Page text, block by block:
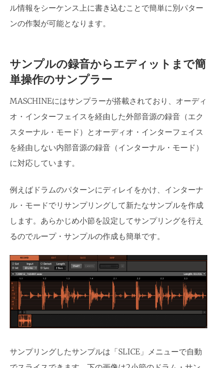
ル情報をシーケンス上に書き込むことで簡単に別パター
ンの作製が可能となります。
サンプルの録音からエディットまで簡
単操作のサンプラー
MASCHINEにはサンプラーが搭載されており、オーディ
オ・インターフェイスを経由した外部音源の録音（エク
スターナル・モード）とオーディオ・インターフェイス
を経由しない内部音源の録音（インターナル・モード）
に対応しています。
例えばドラムのパターンにディレイをかけ、インターナ
ル・モードでリサンプリングして新たなサンプルを作成
します。あらかじめ小節を設定してサンプリングを行え
るのでループ・サンプルの作成も簡単です。
サンプリングしたサンプルは「SLICE」メニューで自動